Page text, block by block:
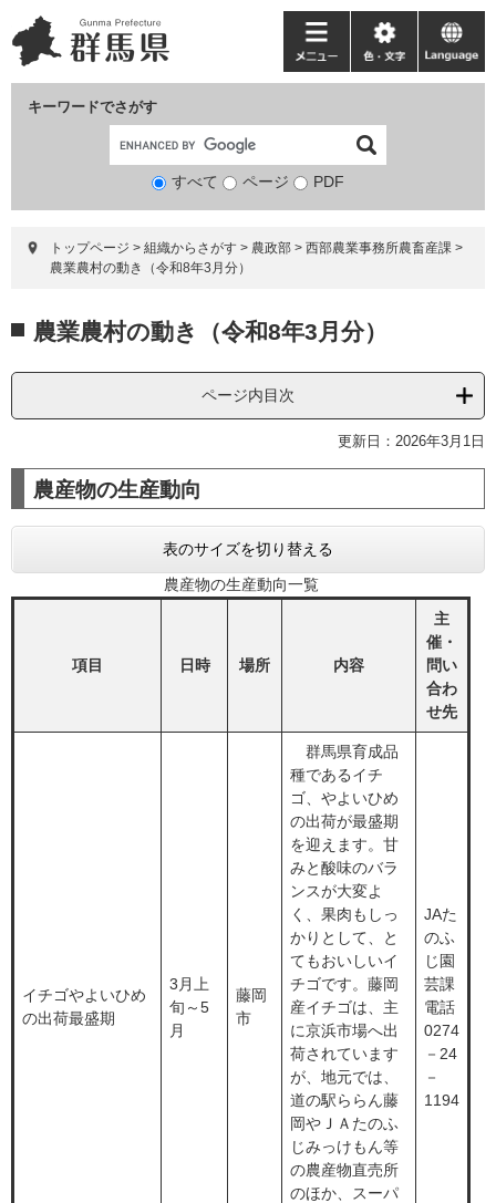
ー
ジ
ニ
ュ
て
キーワードでさがす
検
象
すべて ページ PDF
メ
ニ
ー
色・
文
language
トップページ > 組織からさがす > 農政部 > 西部農業事務所農畜産課 >
農業農村の動き（令和8年3月分）
文 農業農村の動き（令和8年3月分）
ページ内目次
更新日：2026年3月1日
農産物の生産動向
表のサイズを切り替える
農産物の生産動向一覧
​項目 ​日時 ​場所 ​内容
主
催・
問い
合わ
せ先
イチゴやよいひめ
の出荷最盛期
3月上
旬～5
月
藤岡
市
群馬県育成品
種であるイチ
ゴ、やよいひめ
の出荷が最盛期
を迎えます。甘
みと酸味のバラ
ンスが大変よ
く、果肉もしっ
かりとして、と
てもおいしいイ
チゴです。藤岡
産イチゴは、主
に京浜市場へ出
荷されています
が、地元では、
道の駅ららん藤
岡やＪＡたのふ
じみっけもん等
の農産物直売所
のほか、スーパ
JAた
のふ
じ園
芸課
電話
0274
－24
－
1194